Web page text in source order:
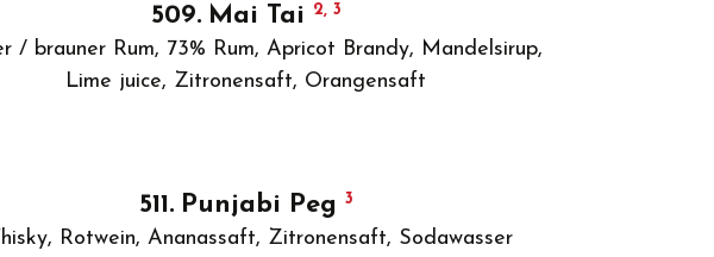
509 Mai Tai 2, 3
/ brauner Rum, 73% Rum, Apricot Brandy, Mandelsirup,
Lime juice, Zitronensaft, Orangensaft
511 Punjabi Peg 3
Rotwein, Ananassaft, Zitronensaft, Sodawasser